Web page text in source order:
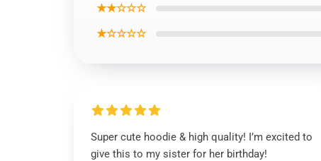
★★☆☆☆
★☆☆☆☆
Super cute hoodie & high quality! I’m excited to
give this to my sister for her birthday!